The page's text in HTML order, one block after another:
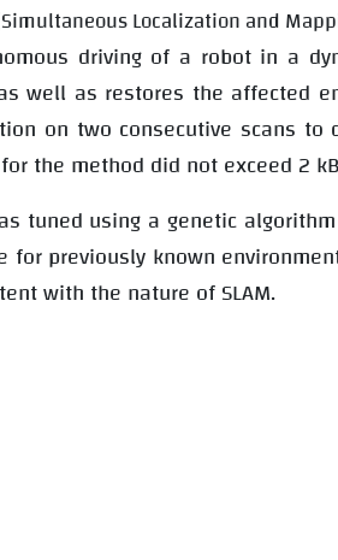
Simultaneous Localization and
driving of a robot in a
well as restores the affected
on two consecutive scans
the method did not exceed 2
tuned using a genetic
previously known
with the nature of SLAM.